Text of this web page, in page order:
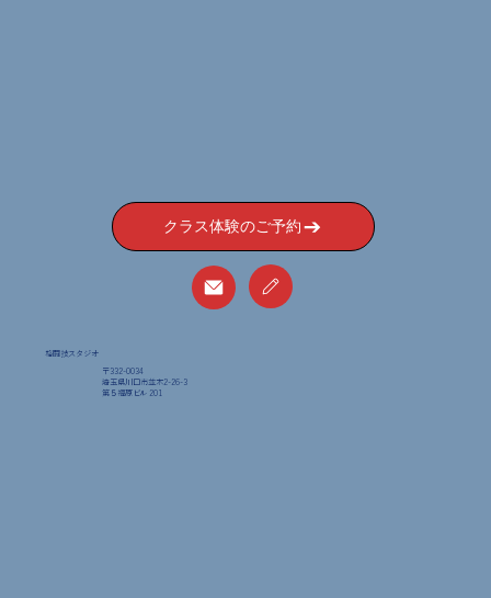
クラス体験のご予約
格闘技スタジオ
〒332-0034
埼玉県川口市並木2-26-3
​第５福原ビル 201